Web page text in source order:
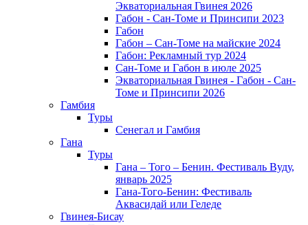
Экваториальная Гвинея 2026
Габон - Сан-Томе и Принсипи 2023
Габон
Габон – Сан-Томе на майские 2024
Габон: Рекламный тур 2024
Сан-Томе и Габон в июле 2025
Экваториальная Гвинея - Габон - Сан-
Томе и Принсипи 2026
Гамбия
Туры
Сенегал и Гамбия
Гана
Туры
Гана – Того – Бенин. Фестиваль Вуду,
январь 2025
Гана-Того-Бенин: Фестиваль
Аквасидай или Геледе
Гвинея-Бисау